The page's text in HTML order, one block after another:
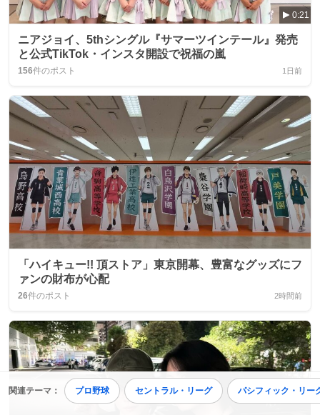
関連テーマ： プロ野球 セントラル・リーグ パシフィック・リー
0:21
ニアジョイ、5thシングル『サマーツインテール』発売
と公式TikTok・インスタ開設で祝福の嵐
156件のポスト 1日前
「ハイキュー!! 頂ストア」東京開幕、豊富なグッズにフ
ァンの財布が心配
26件のポスト 2時間前